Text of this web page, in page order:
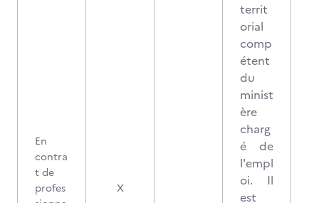
En
contra
t de
profes
X
territ
orial
comp
étent
du
minist
ère
charg
é de
l'empl
oi. Il
est